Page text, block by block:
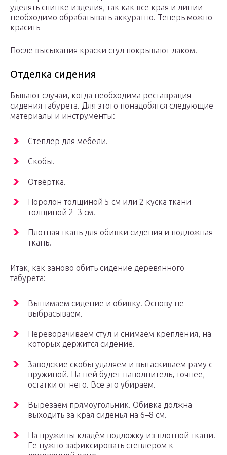
уделять спинке изделия, так как все края и линии
необходимо обрабатывать аккуратно. Теперь можно
красить
После высыхания краски стул покрывают лаком.
Отделка сидения
Бывают случаи, когда необходима реставрация
сидения табурета. Для этого понадобятся следующие
материалы и инструменты:
Степлер для мебели.
Скобы.
Отвёртка.
Поролон толщиной 5 см или 2 куска ткани
толщиной 2–3 см.
Плотная ткань для обивки сидения и подложная
ткань.
Итак, как заново обить сидение деревянного
табурета:
Вынимаем сидение и обивку. Основу не
выбрасываем.
Переворачиваем стул и снимаем крепления, на
которых держится сидение.
Заводские скобы удаляем и вытаскиваем раму с
пружиной. На ней будет наполнитель, точнее,
остатки от него. Все это убираем.
Вырезаем прямоугольник. Обивка должна
выходить за края сиденья на 6–8 см.
На пружины кладём подложку из плотной ткани.
Ее нужно зафиксировать степлером к